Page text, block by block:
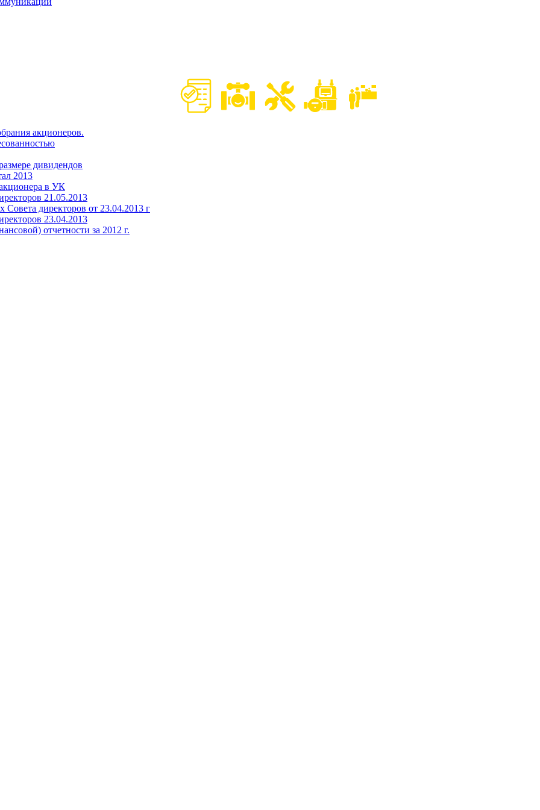
акционеров.
дивидендов
2013
в УК
21.05.2013
директоров от 23.04.2013 г
23.04.2013
отчетности за 2012 г.